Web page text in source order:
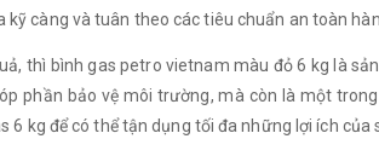
càng và tuân theo các tiêu chuẩn an toàn
thì bình gas petro vietnam màu đỏ 6 kg là
phần bảo vệ môi trường, mà còn là một
kg để có thể tận dụng tối đa những lợi ích của